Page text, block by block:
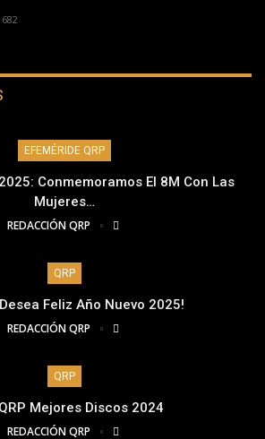
EFEMÉRIDE QRP
Conmemoramos El 8M Con Las
Mujeres…
REDACCIÓN QRP
QRP
Desea Feliz Año Nuevo 2025!
REDACCIÓN QRP
QRP
Mejores Discos 2024
REDACCIÓN QRP